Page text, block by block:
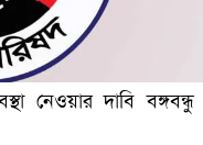
নেওয়ার দাবি বঙ্গবন্ধু